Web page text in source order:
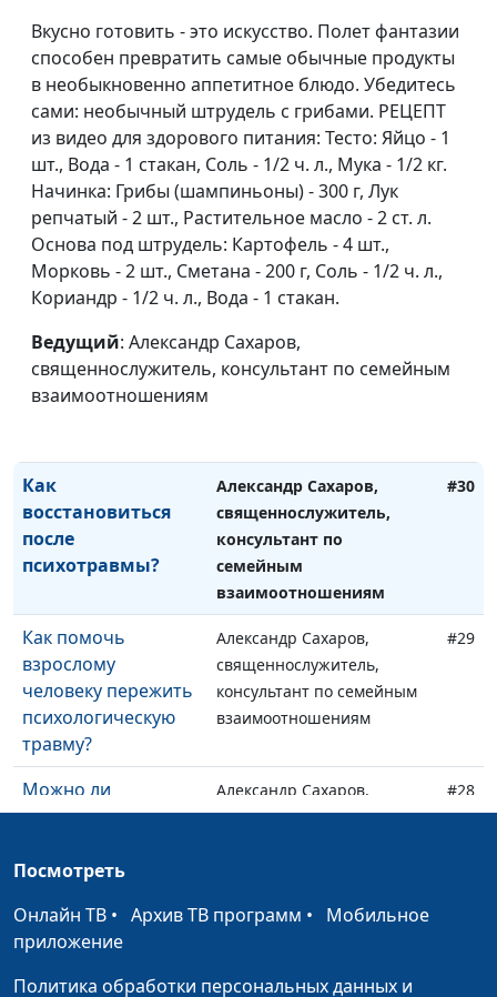
Вкусно готовить - это искусство. Полет фантазии
способен превратить самые обычные продукты
в необыкновенно аппетитное блюдо. Убедитесь
сами: необычный штрудель с грибами. РЕЦЕПТ
из видео для здорового питания: Тесто: Яйцо - 1
шт., Вода - 1 стакан, Соль - 1/2 ч. л., Мука - 1/2 кг.
Начинка: Грибы (шампиньоны) - 300 г, Лук
репчатый - 2 шт., Растительное масло - 2 ст. л.
Основа под штрудель: Картофель - 4 шт.,
Морковь - 2 шт., Сметана - 200 г, Соль - 1/2 ч. л.,
Кориандр - 1/2 ч. л., Вода - 1 стакан.
Ведущий: Александр Сахаров,
священнослужитель, консультант по семейным
взаимоотношениям
Как духовность
помогает в
исцелении
психотравмы?
Александр Сахаров,
священнослужитель,
консультант по семейным
взаимоотношениям
Как восстановить
своё
Александр Сахаров,
священнослужитель,
#31
Как
восстановиться
после
психотравмы?
Александр Сахаров,
священнослужитель,
консультант по
семейным
взаимоотношениям
#30
Как помочь
взрослому
человеку пережить
психологическую
травму?
Александр Сахаров,
священнослужитель,
консультант по семейным
взаимоотношениям
#29
Можно ли
защитить ребенка
насилия?
Александр Сахаров,
священнослужитель,
#28
Как защитить
ребенка от
Александр Сахаров,
Посмотреть
Онлайн ТВ • Архив ТВ программ • Мобильное
приложение
Политика обработки персональных данных и